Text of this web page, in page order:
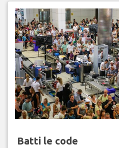
Batti le code